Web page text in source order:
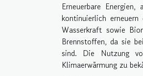
Erneuerbare
kontinuierlich
Wasserkraft sowie
Brennstoffen, da sie
sind. Die Nutzung
Klimaerwärmung zu